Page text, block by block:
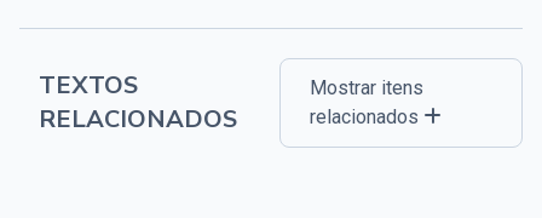
TEXTOS
RELACIONADOS
Mostrar itens
relacionados